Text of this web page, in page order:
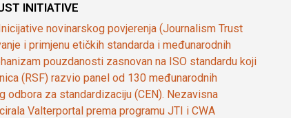
INITIATIVE
novinarskog povjerenja (Journalism Trust
i primjenu etičkih standarda i međunarodnih
pouzdanosti zasnovan na ISO standardu koji
(RSF) razvio panel od 130 međunarodnih
odbora za standardizaciju (CEN). Nezavisna
Valterportal prema programu JTI i CWA